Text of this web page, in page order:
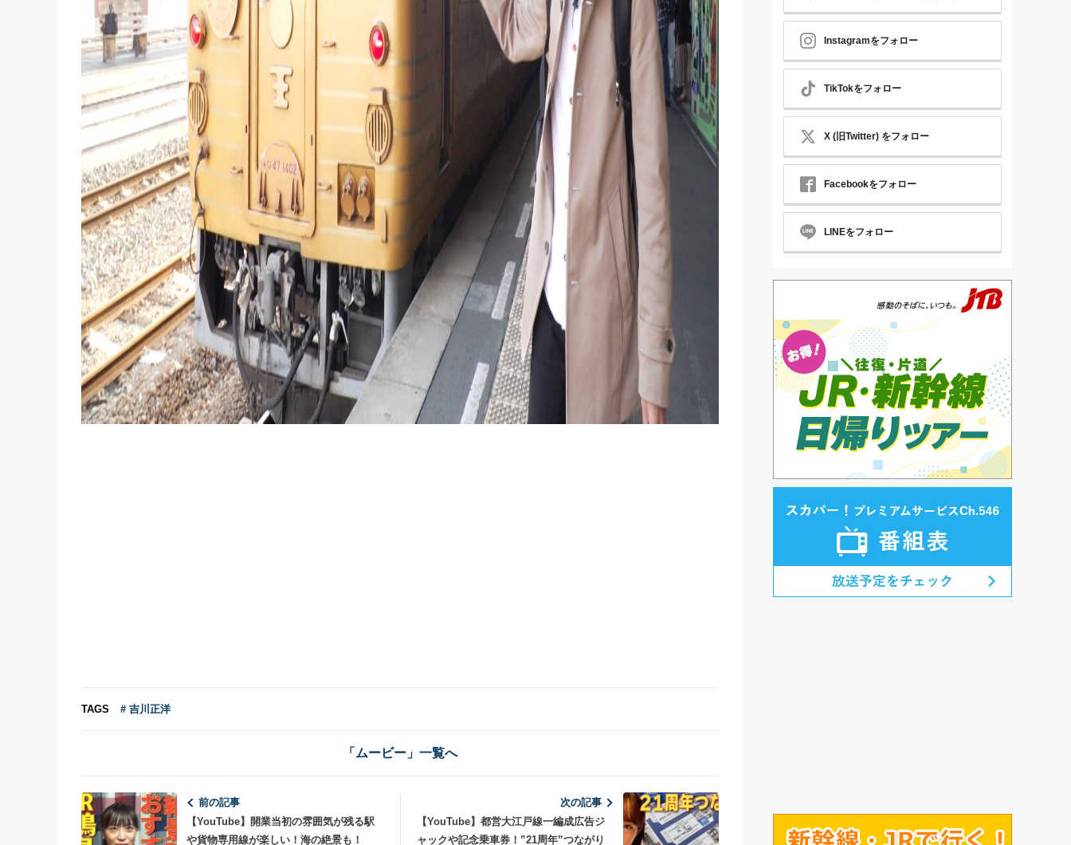
TAGS # 吉川正洋
「ムービー」一覧へ
前の記事
【YouTube】開業当初の雰囲気が残る駅
や貨物専用線が楽しい！海の絶景も！
次の記事
【YouTube】都営大江戸線一編成広告ジ
ャックや記念乗車券！”21周年”つながり
Instagramをフォロー
TikTokをフォロー
X (旧Twitter) をフォロー
Facebookをフォロー
LINEをフォロー